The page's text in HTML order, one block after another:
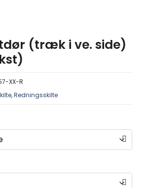
(træk i ve. side)
XX-R
,Redningsskilte